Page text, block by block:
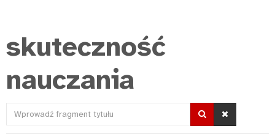
skuteczność
nauczania
Wprowadź